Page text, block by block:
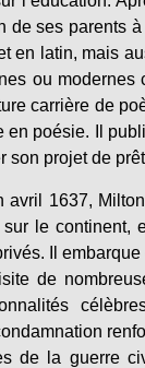
de ses parents
en latin, mais
ou modernes
carrière de
en poésie. Il
projet de
avril 1637,
le continent,
Il
de
de la guerre